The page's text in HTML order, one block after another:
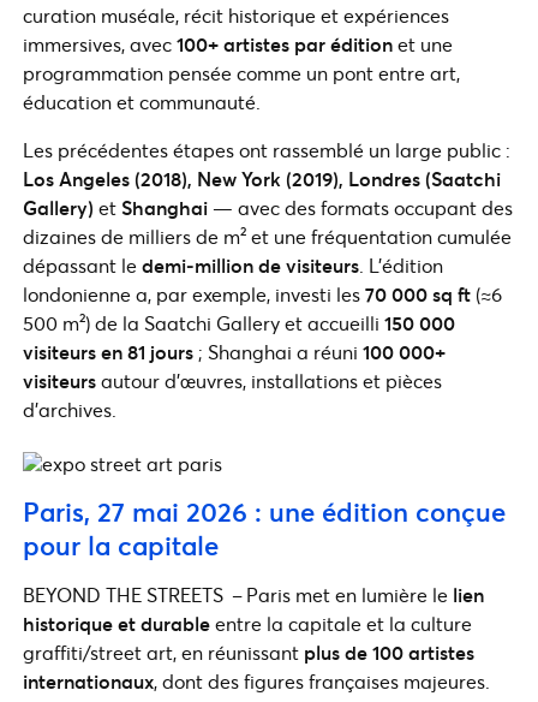
curation muséale, récit historique et expériences
immersives, avec100+ artistes par éditionet une
programmation pensée comme un pont entre art,
éducation et communauté.
Les précédentes étapes ont rassemblé un large public :
Los Angeles (2018), New York (2019), Londres (Saatchi
Gallery) et Shanghai— avec des formats occupant des
dizaines de milliers de m² et une fréquentation cumulée
dépassant ledemi‑million de visiteurs . L’édition
londonienne a, par exemple, investi les70 000 sq ft (≈6
500 m²) de la Saatchi Gallery et accueilli 150 000
visiteurs en 81 jours ; Shanghai a réuni 100 000+
visiteursautour d’œuvres, installations et pièces
d’archives.
Paris, 27 mai 2026 : une édition conçue
pour la capitale
BEYOND THE STREETS – Paris met en lumière le lien
historique et durableentre la capitale et la culture
graffiti/street art, en réunissant plus de 100 artistes
internationaux, dont des figures françaises majeures.